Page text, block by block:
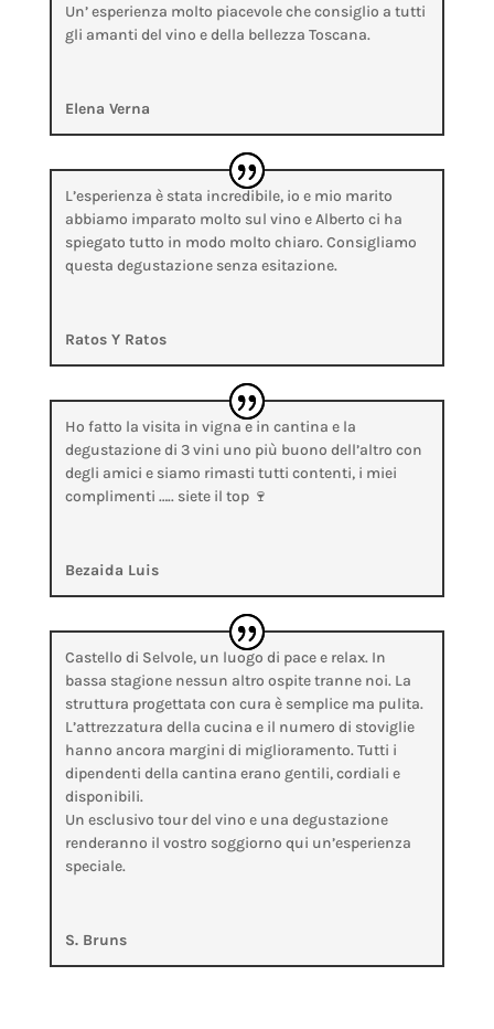
Un’ esperienza molto piacevole che consiglio a tutti
gli amanti del vino e della bellezza Toscana.
Elena Verna
L’esperienza è stata incredibile, io e mio marito
abbiamo imparato molto sul vino e Alberto ci ha
spiegato tutto in modo molto chiaro. Consigliamo
questa degustazione senza esitazione.
Ratos Y Ratos
Ho fatto la visita in vigna e in cantina e la
degustazione di 3 vini uno più buono dell’altro con
degli amici e siamo rimasti tutti contenti, i miei
complimenti ….. siete il top 🍷
Bezaida Luis
Castello di Selvole, un luogo di pace e relax. In
bassa stagione nessun altro ospite tranne noi. La
struttura progettata con cura è semplice ma pulita.
L’attrezzatura della cucina e il numero di stoviglie
hanno ancora margini di miglioramento. Tutti i
dipendenti della cantina erano gentili, cordiali e
disponibili.
Un esclusivo tour del vino e una degustazione
renderanno il vostro soggiorno qui un’esperienza
speciale.
S. Bruns